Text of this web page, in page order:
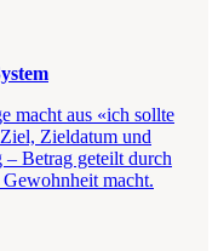
macht aus «ich sollte
Zieldatum und
– Betrag geteilt durch
macht.